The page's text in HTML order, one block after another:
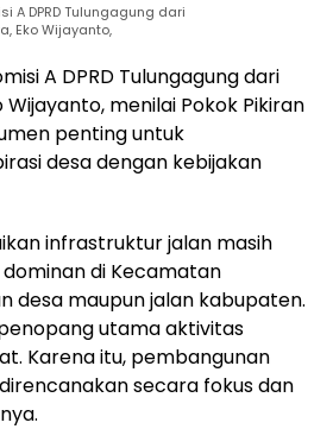
A DPRD Tulungagung dari
Eko Wijayanto,
A DPRD Tulungagung dari
Wijayanto, menilai Pokok Pikiran
penting untuk
desa dengan kebijakan
infrastruktur jalan masih
di Kecamatan
desa maupun jalan kabupaten.
utama aktivitas
Karena itu, pembangunan
secara fokus dan